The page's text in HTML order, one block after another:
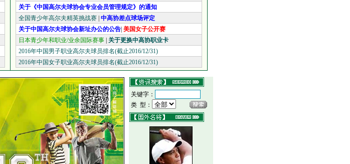
关于《中国高尔夫球协会专业会员管理规定》的通知
全国青少年高尔夫精英挑战赛 中高协差点球场评定
关于中国高尔夫球协会新址办公的公告 美国女子公开赛
日本青少年和职业/业余国际赛事
关于更换中高协职业卡
2016年中国男子职业高尔夫球员排名(截止2016/12/31)
2016年中国女子职业高尔夫球员排名(截止2016/12/31)
关键字：
类 型：